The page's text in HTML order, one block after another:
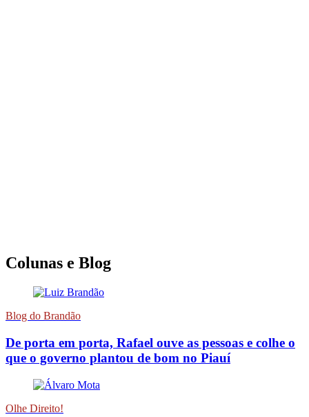
Colunas e Blog
Blog do Brandão
De porta em porta, Rafael ouve as pessoas e colhe o
que o governo plantou de bom no Piauí
Olhe Direito!